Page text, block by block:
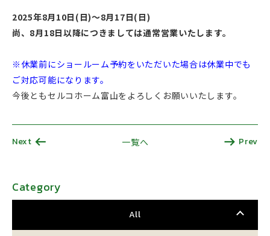
2025年8月10日(日)～8月17日(日)
尚、8月18日以降につきましては通常営業いたします。
※休業前にショールーム予約をいただいた場合は休業中でも
ご対応可能になります。
今後ともセルコホーム富山をよろしくお願いいたします。
Next 一覧へ Prev
Category
All